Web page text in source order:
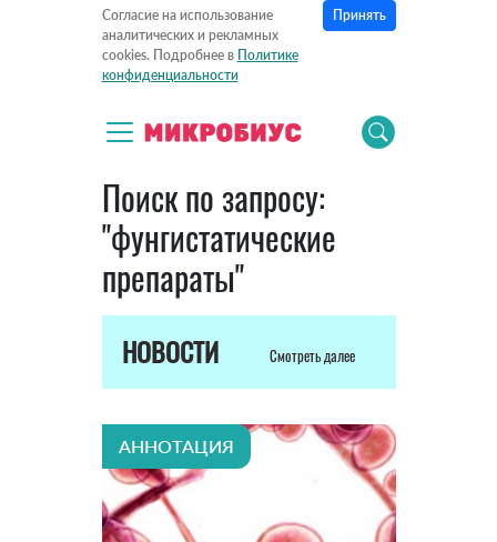
Согласие на использование
аналитических и рекламных
cookies. Подробнее в Политике
конфиденциальности
Принять
Поиск по запросу:
"фунгистатические
препараты"
НОВОСТИ Смотреть далее
АННОТАЦИЯ